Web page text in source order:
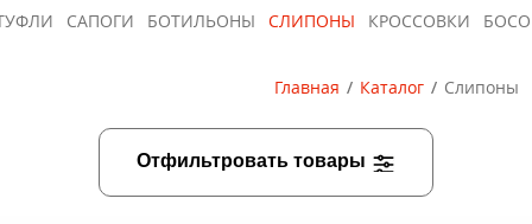
САПОГИ БОТИЛЬОНЫ СЛИПОНЫ КРОССОВКИ
Главная Каталог Слипоны
Отфильтровать товары